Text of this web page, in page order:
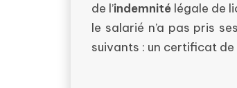
de l’indemnité légale de
le salarié n’a pas pris
suivants : un certificat